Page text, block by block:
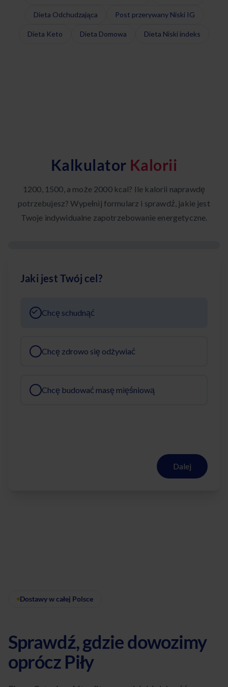
Dieta Odchudzająca Post przerywany Niski IG
Dieta Keto Dieta Domowa Dieta Niski indeks
Kalkulator Kalorii
1200, 1500, a może 2000 kcal? Ile kalorii naprawdę
potrzebujesz? Wypełnij formularz i sprawdź, jakie jest
Twoje indywidualne zapotrzebowanie energetyczne.
Jaki jest Twój cel?
Chcę schudnąć
Chcę zdrowo się odżywiać
Chcę budować masę mięśniową
Dalej
Dostawy w całej Polsce
Sprawdź, gdzie dowozimy
oprócz Piły